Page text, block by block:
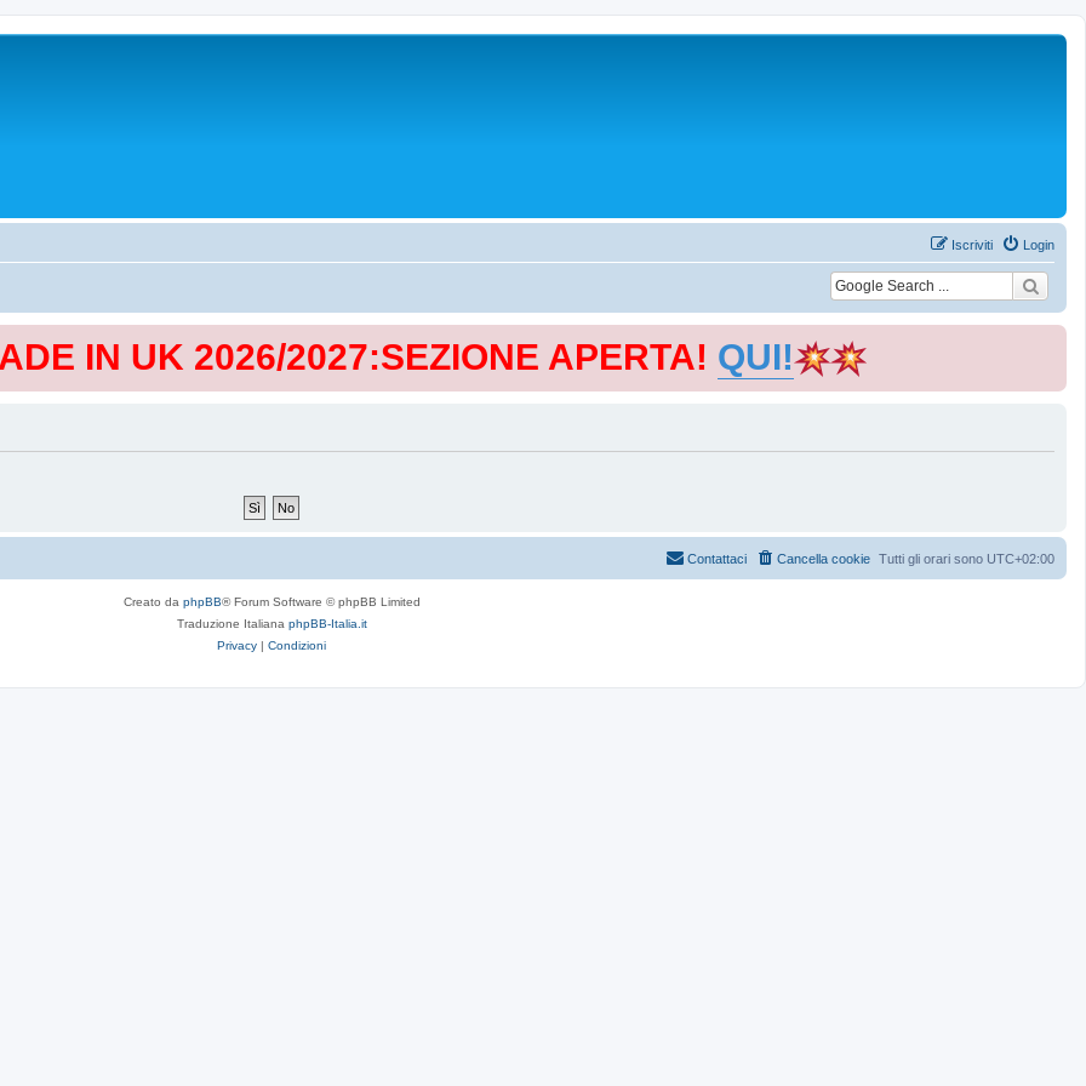
Login
Iscriviti
IN UK 2026/2027:SEZIONE APERTA! QUI!
Tutti gli orari sono UTC+02:00
Cancella cookie
Contattaci
Creato da phpBB® Forum Software © phpBB Limited
Traduzione Italiana phpBB-Italia.it
Privacy | Condizioni